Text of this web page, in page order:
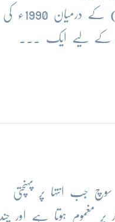
ہیں- اوسلو معاہدے (Oslo Accords): اسرائیل اور فلسطین لبریشن آرگنائزیشن (PLO) کے درمیان 1990ء کی
کے لیے ایک ...
جب انتہا پر پہنچتی
پر مغموم ہوتا ہے اور چند